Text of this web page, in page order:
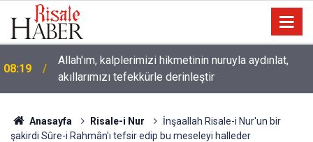
02:15
Bediüzzaman: Münâcâtı, seksen yaşında iken yeni
dünyaya gelmişim gibi okudum
Anasayfa Risale-i Nur
İnşaallah Risale-i Nur'un bir
şakirdi Sûre-i Rahmân'ı tefsir edip bu meseleyi halleder